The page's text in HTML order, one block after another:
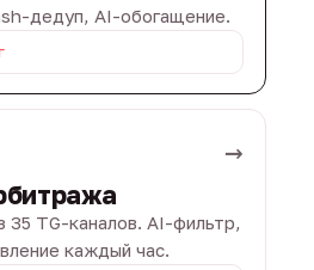
дедуп, AI-обогащение.
→
35 TG-каналов. AI-фильтр,
каждый час.